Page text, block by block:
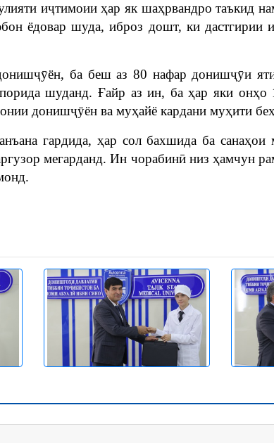
иҷтимоии ҳар як шаҳрвандро таъкид
ёдовар шуда, иброз дошт, ки дастгирии
ба беш аз 80 нафар донишҷӯи
шуданд. Ғайр аз ин, ба ҳар яки
донишҷӯён ва муҳайё кардани муҳити
гардида, ҳар сол бахшида ба
мегарданд. Ин чорабинӣ низ ҳамчун